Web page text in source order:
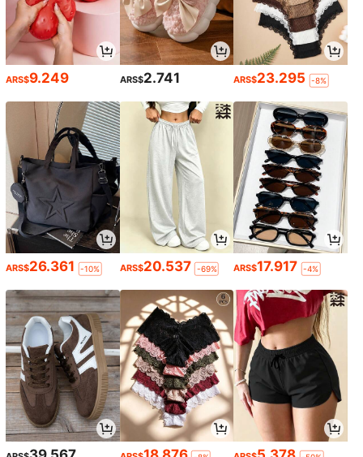
ARS$9.249 ARS$2.741 ARS$23.295 -8%
ARS$26.361 -10% ARS$20.537 -69% ARS$17.917 -4%